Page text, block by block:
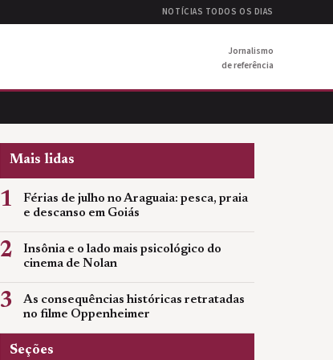
NOTÍCIAS TODOS OS DIAS
Jornalismo
de referência
Mais lidas
1
Férias de julho no Araguaia: pesca, praia
e descanso em Goiás
2
Insônia e o lado mais psicológico do
cinema de Nolan
3
As consequências históricas retratadas
no filme Oppenheimer
Seções